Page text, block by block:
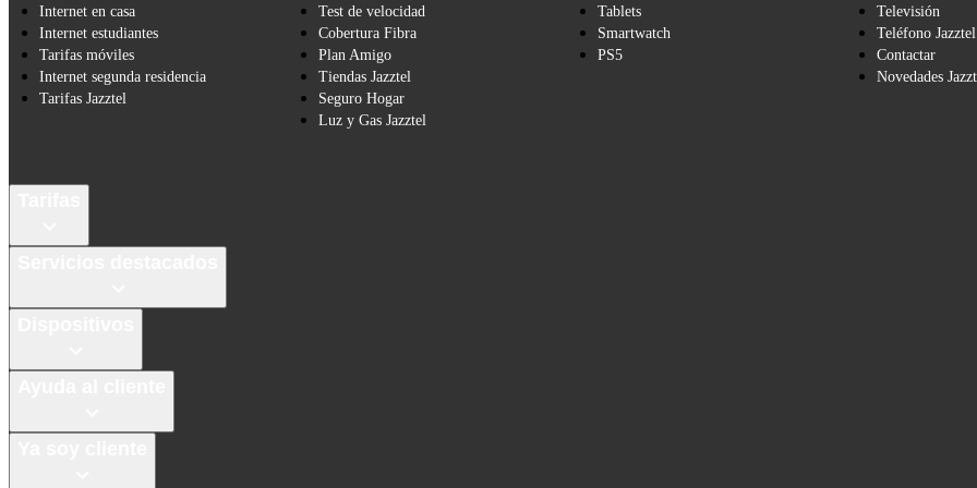
Internet en casa
Internet estudiantes
Tarifas móviles
Internet segunda residencia
Tarifas Jazztel
Test de velocidad
Cobertura Fibra
Plan Amigo
Tiendas Jazztel
Seguro Hogar
Luz y Gas Jazztel
Tablets
Smartwatch
PS5
Televisión
Teléfono Jazztel
Contactar
Novedades